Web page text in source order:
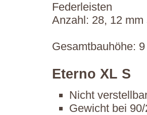
Federleisten
Anzahl: 28, 12
Gesamtbauhöhe:
Eterno XL S
Nicht
Gewicht bei